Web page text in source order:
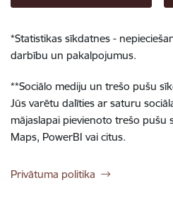
*Statistikas sīkdatnes -
darbību un pakalpojumus.
**Sociālo mediju un trešo pušu
Jūs varētu dalīties ar saturu
mājaslapai pievienoto trešo pušu
Maps, PowerBI vai citus.
Privātuma politika